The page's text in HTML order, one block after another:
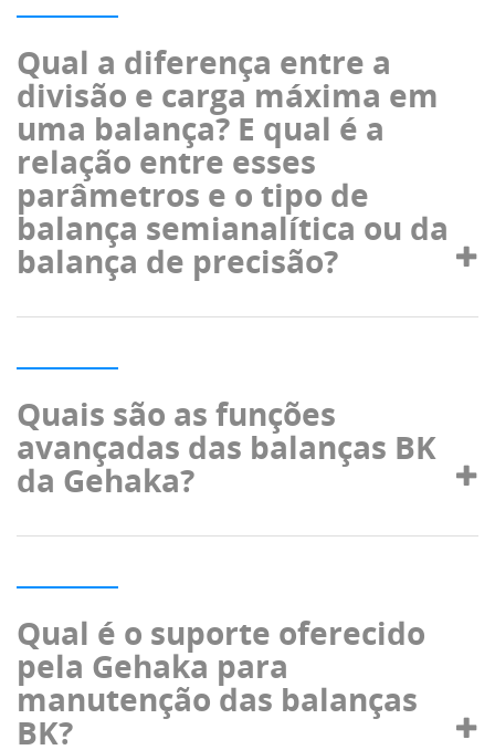
Qual a diferença entre a
divisão e carga máxima em
uma balança? E qual é a
relação entre esses
parâmetros e o tipo de
balança semianalítica ou da
balança de precisão?
Quais são as funções
avançadas das balanças BK
da Gehaka?
Qual é o suporte oferecido
pela Gehaka para
manutenção das balanças
BK?